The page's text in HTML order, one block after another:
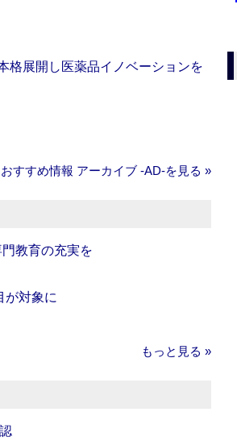
格展開し医薬品イノベーションを
おすすめ情報 アーカイブ ‐AD‐を見る »
教育の充実を
が対象に
もっと見る »